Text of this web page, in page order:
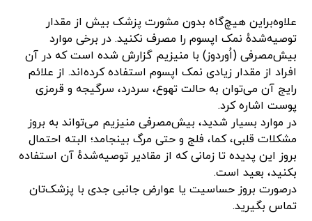
علاوه‌براین هیچ‌گاه بدون مشورت پزشک بیش از مقدار
توصیه‌شدهٔ نمک اپسوم را مصرف نکنید. در برخی موارد
بیش‌مصرفی (اُوردوز) با منیزیم گزارش شده است که در آن
افراد از مقدار زیادی نمک اپسوم استفاده کرده‌اند. از علائم
رایج آن می‌توان به حالت تهوع، سردرد، سرگیجه و قرمزی
پوست اشاره کرد.
در موارد بسیار شدید، بیش‌مصرفی منیزیم می‌تواند به بروز
مشکلات قلبی، کما، فلج و حتی مرگ بینجامد؛ البته احتمال
بروز این پدیده تا زمانی که از مقادیر توصیه‌شدهٔ آن استفاده
بکنید، بعید است.
درصورت بروز حساسیت یا عوارض جانبی جدی با پزشک‌تان
تماس بگیرید.